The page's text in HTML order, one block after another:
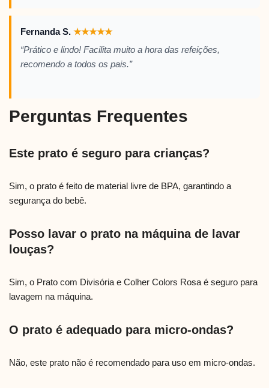
Fernanda S. ★★★★★
“Prático e lindo! Facilita muito a hora das refeições,
recomendo a todos os pais.”
Perguntas Frequentes
Este prato é seguro para crianças?
Sim, o prato é feito de material livre de BPA, garantindo a
segurança do bebê.
Posso lavar o prato na máquina de lavar
louças?
Sim, o Prato com Divisória e Colher Colors Rosa é seguro para
lavagem na máquina.
O prato é adequado para micro-ondas?
Não, este prato não é recomendado para uso em micro-ondas.